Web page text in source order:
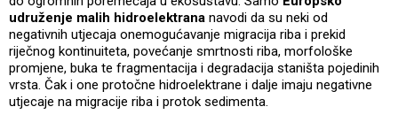
udruženje malih hidroelektrana navodi da su neki od
negativnih utjecaja onemogućavanje migracija riba i prekid
riječnog kontinuiteta, povećanje smrtnosti riba, morfološke
promjene, buka te fragmentacija i degradacija staništa pojedinih
vrsta. Čak i one protočne hidroelektrane i dalje imaju negativne
utjecaje na migracije riba i protok sedimenta.